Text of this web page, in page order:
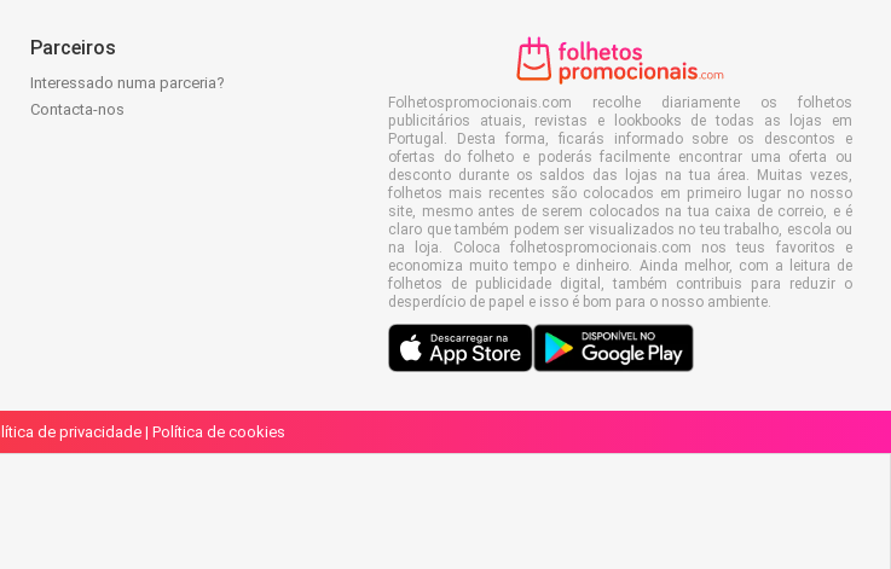
Parceiros
Interessado numa parceria?
Contacta-nos
Folhetospromocionais.com recolhe diariamente os folhetos
publicitários atuais, revistas e lookbooks de todas as lojas em
Portugal. Desta forma, ficarás informado sobre os descontos e
ofertas do folheto e poderás facilmente encontrar uma oferta ou
desconto durante os saldos das lojas na tua área. Muitas vezes,
folhetos mais recentes são colocados em primeiro lugar no nosso
site, mesmo antes de serem colocados na tua caixa de correio, e é
claro que também podem ser visualizados no teu trabalho, escola ou
na loja. Coloca folhetospromocionais.com nos teus favoritos e
economiza muito tempo e dinheiro. Ainda melhor, com a leitura de
folhetos de publicidade digital, também contribuis para reduzir o
desperdício de papel e isso é bom para o nosso ambiente.
de privacidade| Política de cookies